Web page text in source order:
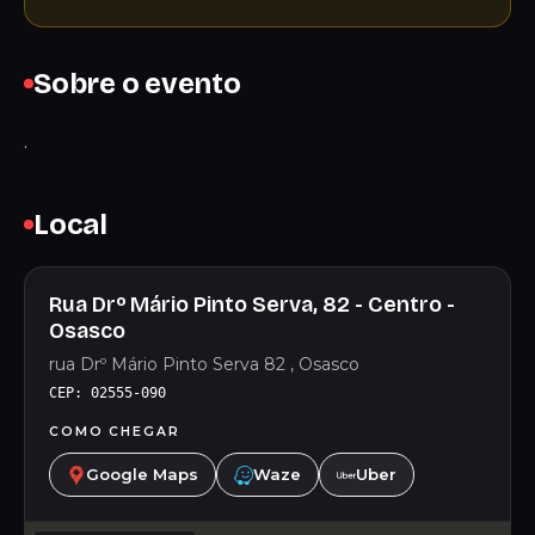
Sobre o evento
.
Local
Rua Drº Mário Pinto Serva, 82 - Centro -
Osasco
rua Drº Mário Pinto Serva 82 , Osasco
CEP: 02555-090
COMO CHEGAR
Google Maps Waze Uber